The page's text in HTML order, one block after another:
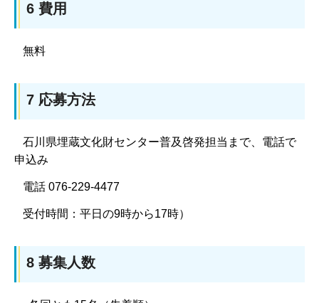
6 費用
無料
7 応募方法
石川県埋蔵文化財センター普及啓発担当まで、電話で
申込み
電話 076-229-4477
受付時間：平日の9時から17時）
8 募集人数